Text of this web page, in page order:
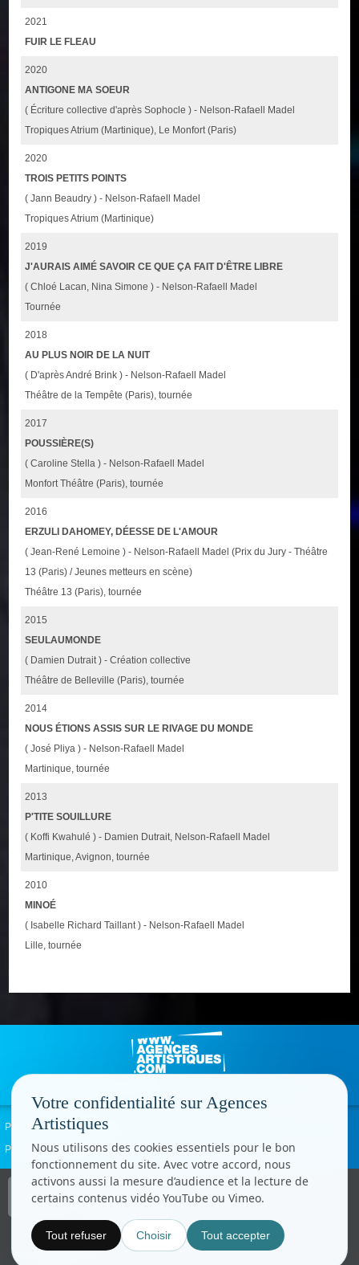
2021
FUIR LE FLEAU
2020
ANTIGONE MA SOEUR
( Écriture collective d'après Sophocle ) - Nelson-Rafaell Madel
Tropiques Atrium (Martinique), Le Monfort (Paris)
2020
TROIS PETITS POINTS
( Jann Beaudry ) - Nelson-Rafaell Madel
Tropiques Atrium (Martinique)
2019
J'AURAIS AIMÉ SAVOIR CE QUE ÇA FAIT D'ÊTRE LIBRE
( Chloé Lacan, Nina Simone ) - Nelson-Rafaell Madel
Tournée
2018
AU PLUS NOIR DE LA NUIT
( D'après André Brink ) - Nelson-Rafaell Madel
Théâtre de la Tempête (Paris), tournée
2017
POUSSIÈRE(S)
( Caroline Stella ) - Nelson-Rafaell Madel
Monfort Théâtre (Paris), tournée
2016
ERZULI DAHOMEY, DÉESSE DE L'AMOUR
( Jean-René Lemoine ) - Nelson-Rafaell Madel (Prix du Jury - Théâtre
13 (Paris) / Jeunes metteurs en scène)
Théâtre 13 (Paris), tournée
2015
SEULAUMONDE
( Damien Dutrait ) - Création collective
Théâtre de Belleville (Paris), tournée
2014
NOUS ÉTIONS ASSIS SUR LE RIVAGE DU MONDE
( José Pliya ) - Nelson-Rafaell Madel
Martinique, tournée
2013
P'TITE SOUILLURE
( Koffi Kwahulé ) - Damien Dutrait, Nelson-Rafaell Madel
Martinique, Avignon, tournée
2010
MINOÉ
( Isabelle Richard Taillant ) - Nelson-Rafaell Madel
Lille, tournée
Politique de confidentialité
Paramètres cookies
Copyright © CC.Comunication
Tous droits réservés
Votre confidentialité sur Agences
Artistiques
Nous utilisons des cookies essentiels pour le bon
fonctionnement du site. Avec votre accord, nous
activons aussi la mesure d’audience et la lecture de
certains contenus vidéo YouTube ou Vimeo.
Tout refuser Choisir Tout accepter